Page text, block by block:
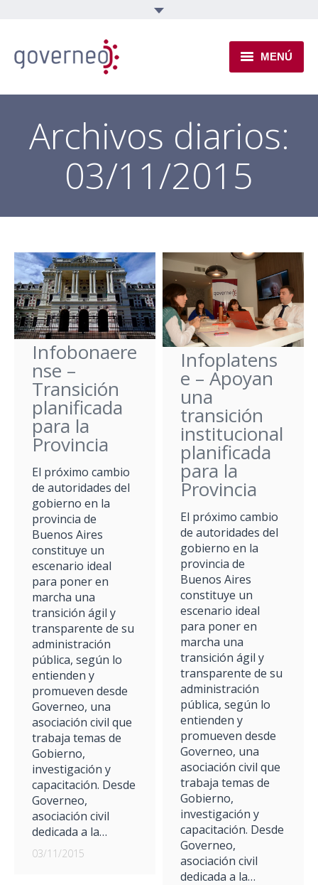
MENÚ
INSTITUCIONAL
EJES TEMÁTICOS
NOVEDADES
Archivos diarios:
03/11/2015
Infobonaere
nse –
Transición
planificada
para la
Provincia
El próximo cambio
de autoridades del
gobierno en la
provincia de
Buenos Aires
constituye un
escenario ideal
para poner en
marcha una
transición ágil y
transparente de su
administración
pública, según lo
entienden y
promueven desde
Governeo, una
asociación civil que
trabaja temas de
Gobierno,
investigación y
capacitación. Desde
Governeo,
asociación civil
dedicada a la…
03/11/2015
Infoplatens
e – Apoyan
una
transición
institucional
planificada
para la
Provincia
El próximo cambio
de autoridades del
gobierno en la
provincia de
Buenos Aires
constituye un
escenario ideal
para poner en
marcha una
transición ágil y
transparente de su
administración
pública, según lo
entienden y
promueven desde
Governeo, una
asociación civil que
trabaja temas de
Gobierno,
investigación y
capacitación. Desde
Governeo,
asociación civil
dedicada a la…